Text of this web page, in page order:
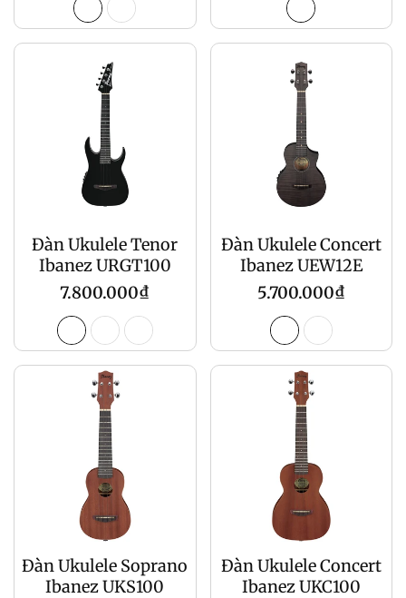
Đàn Ukulele Tenor
Ibanez URGT100
Giá
gốc
7.800.000₫
Đàn Ukulele Concert
Ibanez UEW12E
Giá
gốc
5.700.000₫
Đàn Ukulele Soprano
Ibanez UKS100
Đàn Ukulele Concert
Ibanez UKC100